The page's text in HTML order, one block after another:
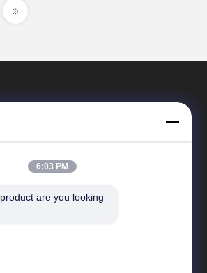
Rapides
6:03 PM
are you looking